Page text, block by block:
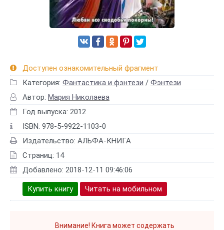
Доступен ознакомительный фрагмент
Категория: Фантастика и фэнтези / Фэнтези
Автор: Мария Николаева
Год выпуска: 2012
ISBN: 978-5-9922-1103-0
Издательство: АЛЬФА-КНИГА
Страниц: 14
Добавлено: 2018-12-11 09:46:06
Купить книгу Читать на мобильном
Внимание! Книга может содержать